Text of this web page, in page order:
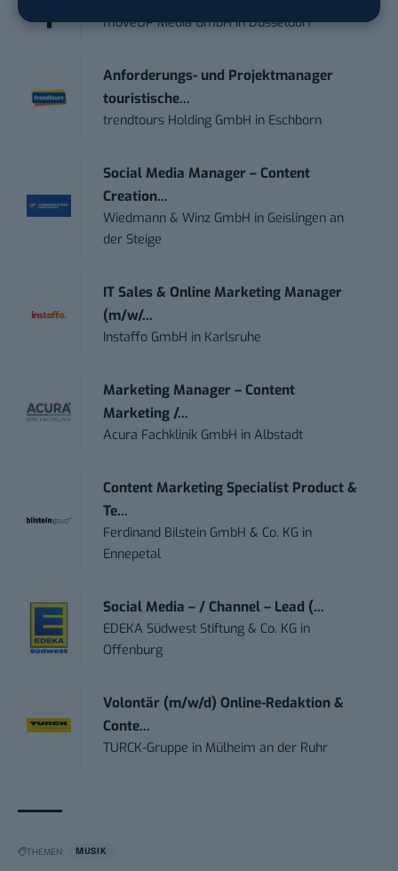
moveUP Media GmbHinDüsseldorf
Anforderungs- und Projektmanager
touristische...
trendtours Holding GmbH in Eschborn
Social Media Manager – Content
Creation...
Wiedmann & Winz GmbH in Geislingen an
der Steige
IT Sales & Online Marketing Manager
(m/w/...
Instaffo GmbH in Karlsruhe
Marketing Manager – Content
Marketing /...
Acura Fachklinik GmbH inAlbstadt
Content Marketing Specialist Product &
Te...
Ferdinand Bilstein GmbH & Co. KG in
Ennepetal
Social Media – / Channel – Lead (...
EDEKA Südwest Stiftung & Co. KG in
Offenburg
Volontär (m/w/d) Online-Redaktion &
Conte...
TURCK-Gruppe in Mülheim an der Ruhr
THEMEN: MUSIK